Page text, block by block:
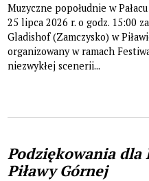
Muzyczne popołudnie w
25 lipca 2026 r. o godz. 15:00
Gladishof (Zamczysko) w
organizowany w ramach
niezwykłej scenerii...
Podziękowania dla
Piławy Górnej